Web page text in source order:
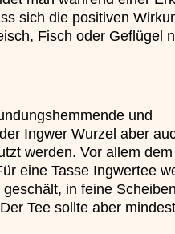
sich die positiven
Fisch oder Geflügel
und
Ingwer Wurzel aber
werden. Vor allem
eine Tasse Ingwertee
in feine
Tee sollte aber